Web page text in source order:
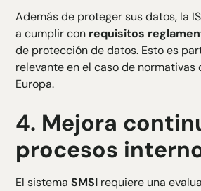
Además de proteger sus datos, la
a cumplir con requisitos
de protección de datos. Esto es
relevante en el caso de normativas
Europa.
4. Mejora
procesos
El sistemaSMSI requiere una